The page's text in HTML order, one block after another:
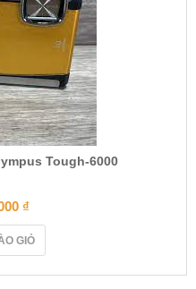
Tough-6000
₫
GIỎ